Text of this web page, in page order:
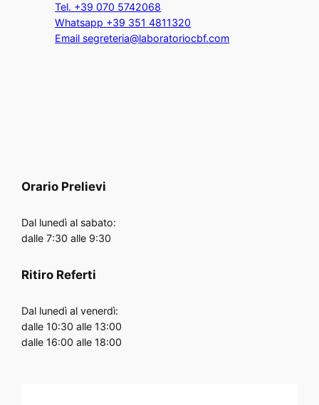
Tel. +39 070 5742068
Whatsapp +39 351 4811320
Email segreteria@laboratoriocbf.com
Orario Prelievi
Dal lunedì al sabato:
dalle 7:30 alle 9:30
Ritiro Referti
Dal lunedì al venerdì:
dalle 10:30 alle 13:00
dalle 16:00 alle 18:00